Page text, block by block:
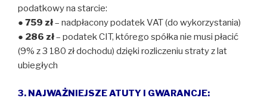
podatkowy na starcie:
● 759 zł– nadpłacony podatek VAT (do wykorzystania)
● 286 zł– podatek CIT, którego spółka nie musi płacić
(9% z 3 180 zł dochodu) dzięki rozliczeniu straty z lat
ubiegłych
3. NAJWAŻNIEJSZE ATUTY I GWARANCJE: